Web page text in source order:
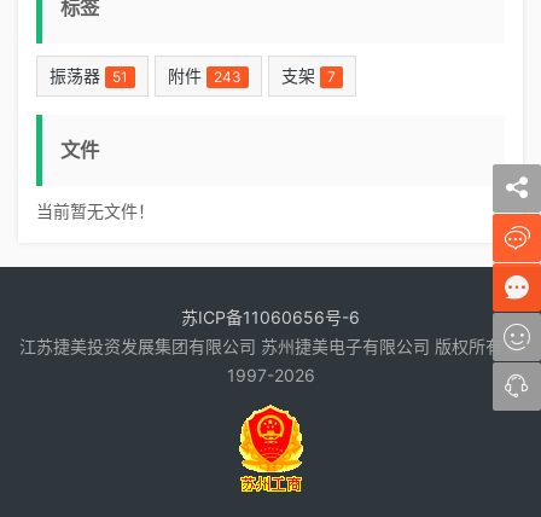
标签
振荡器 51 附件 243 支架 7
文件
当前暂无文件！
苏ICP备11060656号-6
江苏捷美投资发展集团有限公司 苏州捷美电子有限公司 版权所有 ©
1997-2026